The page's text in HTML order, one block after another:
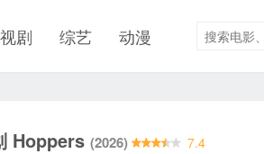
剧 综艺 动漫
Hoppers (2026)
7.4